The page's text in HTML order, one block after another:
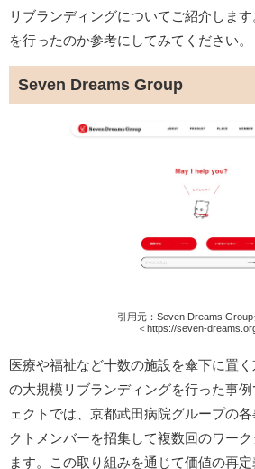
リブランディングについてご紹介しま
を行ったのか参考にしてみてください。
Seven Dreams Group
引用元：Seven Dreams
＜https://seven-
医療や福祉など十数の施設を傘下に置
の大規模リブランディングを行った事
ェクトでは、京都武田病院グループの
クトメンバーを招集して複数回のワー
ます。この取り組みを通じて価値の再